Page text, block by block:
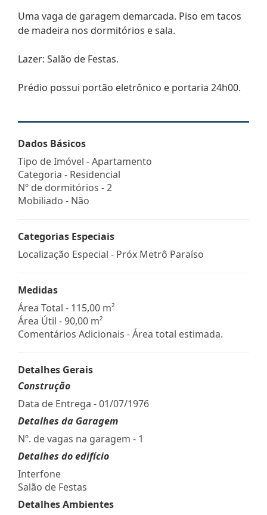
Uma vaga de garagem demarcada. Piso em tacos
de madeira nos dormitórios e sala.
Lazer: Salão de Festas.
Prédio possui portão eletrônico e portaria 24h00.
Dados Básicos
Tipo de Imóvel - Apartamento
Categoria - Residencial
Nº de dormitórios - 2
Mobiliado - Não
Categorias Especiais
Localização Especial - Próx Metrô Paraíso
Medidas
Área Total - 115,00 m²
Área Útil - 90,00 m²
Comentários Adicionais - Área total estimada.
Detalhes Gerais
Construção
Data de Entrega - 01/07/1976
Detalhes da Garagem
Nº. de vagas na garagem - 1
Detalhes do edifício
Interfone
Salão de Festas
Detalhes Ambientes